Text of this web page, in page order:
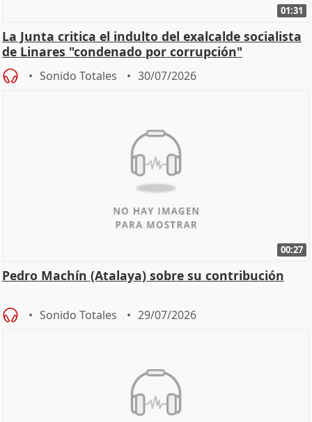
01:31
La Junta critica el indulto del exalcalde socialista
de Linares "condenado por corrupción"
Sonido Totales 30/07/2026
00:27
Pedro Machín (Atalaya) sobre su contribución
Sonido Totales 29/07/2026